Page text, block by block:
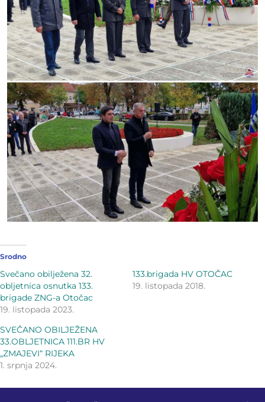
Srodno
Svečano obilježena 32.
obljetnica osnutka 133.
brigade ZNG-a Otočac
19. listopada 2023.
133.brigada HV OTOČAC
19. listopada 2018.
SVEČANO OBILJEŽENA
33.OBLJETNICA 111.BR HV
„ZMAJEVI“ RIJEKA
1. srpnja 2024.